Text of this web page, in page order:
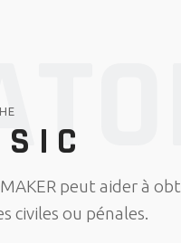
peut aider à
civiles ou pénales.